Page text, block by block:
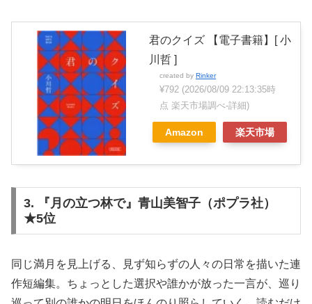
君のクイズ 【電子書籍】[ 小
川哲 ]
created by Rinker
¥792 (2026/08/09 22:13:35時
点 楽天市場調べ-詳細)
Amazon 楽天市場
3. 『月の立つ林で』青山美智子（ポプラ社）
★5位
同じ満月を見上げる、見ず知らずの人々の日常を描いた連
作短編集。ちょっとした選択や誰かが放った一言が、巡り